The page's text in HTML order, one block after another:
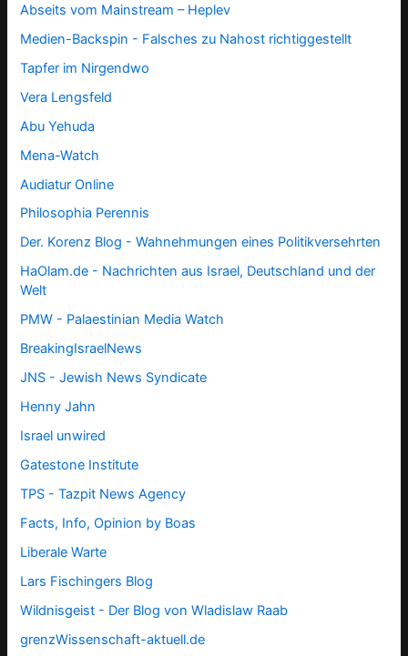
Abseits vom Mainstream – Heplev
Medien-Backspin - Falsches zu Nahost richtiggestellt
Tapfer im Nirgendwo
Vera Lengsfeld
Abu Yehuda
Mena-Watch
Audiatur Online
Philosophia Perennis
Der. Korenz Blog - Wahnehmungen eines Politikversehrten
HaOlam.de - Nachrichten aus Israel, Deutschland und der
Welt
PMW - Palaestinian Media Watch
BreakingIsraelNews
JNS - Jewish News Syndicate
Henny Jahn
Israel unwired
Gatestone Institute
TPS -Tazpit News Agency
Facts, Info, Opinion by Boas
Liberale Warte
Lars Fischingers Blog
Wildnisgeist - Der Blog von Wladislaw Raab
grenzWissenschaft-aktuell.de